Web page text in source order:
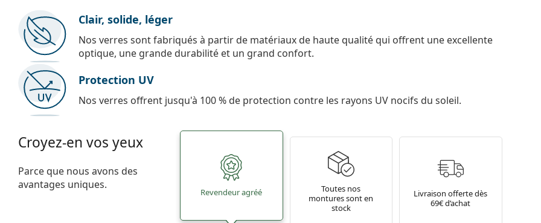
Clair, solide, léger
Nos verres sont fabriqués à partir de matériaux de haute qualité qui offrent une excellente
optique, une grande durabilité et un grand confort.
Protection UV
Nos verres offrent jusqu'à 100 % de protection contre les rayons UV nocifs du soleil.
Croyez-en vos yeux
Parce que nous avons des
avantages uniques.
Revendeur agréé
Toutes nos
montures sont en
stock
Livraison offerte dès
69€ d’achat